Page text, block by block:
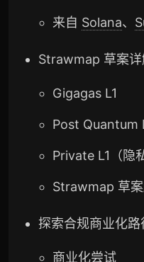
来自 Solana、
Strawmap 草案
Gigagas L1
Post Quantum
Private L1（隐
Strawmap 草
探索合规商业化路
商业化尝试